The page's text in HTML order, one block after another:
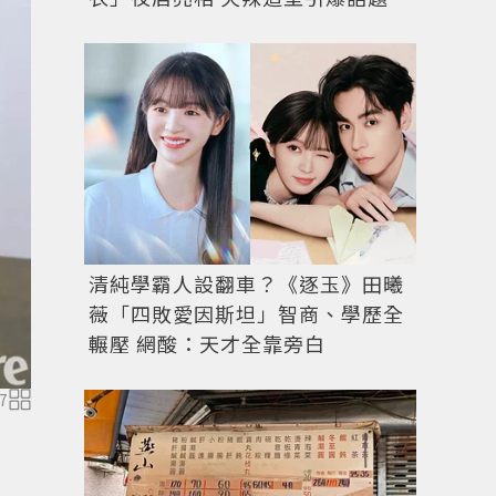
7 圖／擷自instagram
清純學霸人設翻車？《逐玉》田曦
薇「四敗愛因斯坦」智商、學歷全
輾壓 網酸：天才全靠旁白